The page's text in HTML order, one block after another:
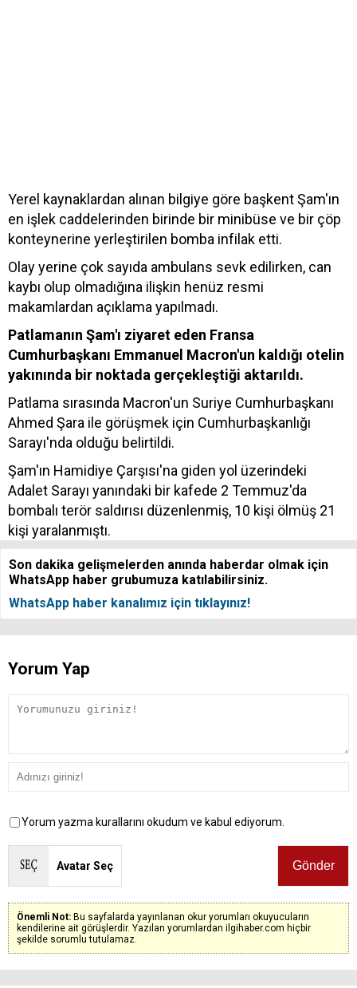
Yerel kaynaklardan alınan bilgiye göre başkent Şam'ın
en işlek caddelerinden birinde bir minibüse ve bir çöp
konteynerine yerleştirilen bomba infilak etti.
Olay yerine çok sayıda ambulans sevk edilirken, can
kaybı olup olmadığına ilişkin henüz resmi
makamlardan açıklama yapılmadı.
Patlamanın Şam'ı ziyaret eden Fransa
Cumhurbaşkanı Emmanuel Macron'un kaldığı otelin
yakınında bir noktada gerçekleştiği aktarıldı.
Patlama sırasında Macron'un Suriye Cumhurbaşkanı
Ahmed Şara ile görüşmek için Cumhurbaşkanlığı
Sarayı'nda olduğu belirtildi.
Şam'ın Hamidiye Çarşısı'na giden yol üzerindeki
Adalet Sarayı yanındaki bir kafede 2 Temmuz'da
bombalı terör saldırısı düzenlenmiş, 10 kişi ölmüş 21
kişi yaralanmıştı.
Son dakika gelişmelerden anında haberdar olmak için
WhatsApp haber grubumuza katılabilirsiniz.
WhatsApp haber kanalımız için tıklayınız!
Yorum Yap
Yorum yazma kurallarını okudum ve kabul ediyorum.
Avatar Seç
Önemli Not: Bu sayfalarda yayınlanan okur yorumları okuyucuların
kendilerine ait görüşlerdir. Yazılan yorumlardan ilgihaber.com hiçbir
şekilde sorumlu tutulamaz.